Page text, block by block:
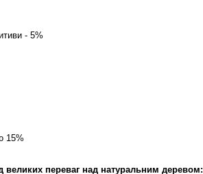
- 5%
15%
великих переваг над натуральним деревом: